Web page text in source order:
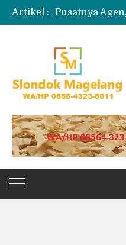
Artikel :
Produksi
Jual Puyur